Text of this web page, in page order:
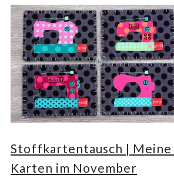
Stoffkartentausch | Meine
Karten im November